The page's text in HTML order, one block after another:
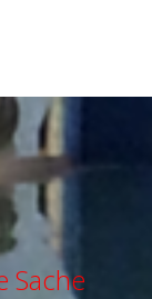
Sache